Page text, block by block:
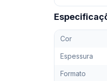
Cor
Espessura
Formato